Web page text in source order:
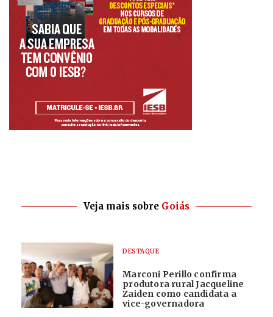
Veja mais sobre Goiás
DESTAQUE
Marconi Perillo confirma
produtora rural Jacqueline
Zaiden como candidata a
vice-governadora